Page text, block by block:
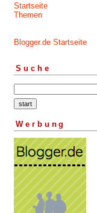
Startseite
Themen
Blogger.de Startseite
Suche
Werbung